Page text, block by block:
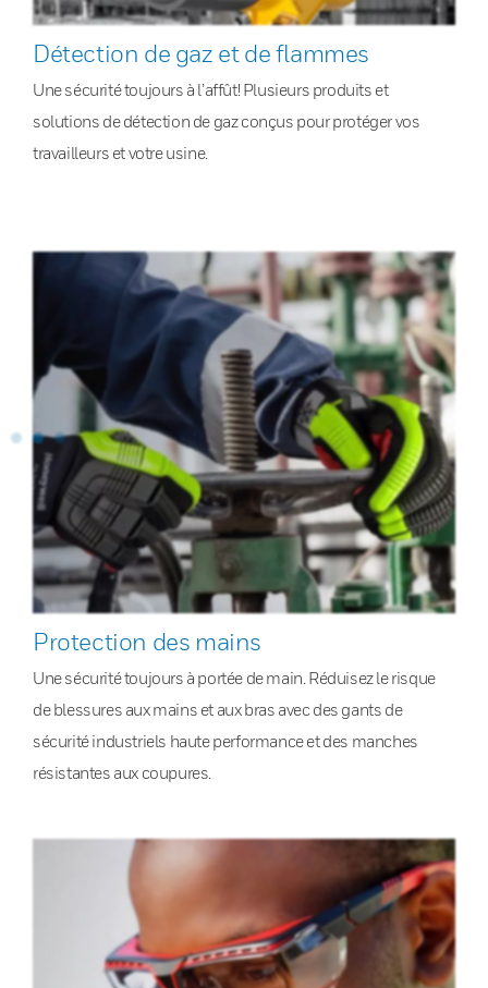
Détection de gaz et de flammes
Une sécurité toujours à l’affût! Plusieurs produits et
solutions de détection de gaz conçus pour protéger vos
travailleurs et votre usine.
Protection des mains
Une sécurité toujours à portée de main. Réduisez le risque
de blessures aux mains et aux bras avec des gants de
sécurité industriels haute performance et des manches
résistantes aux coupures.